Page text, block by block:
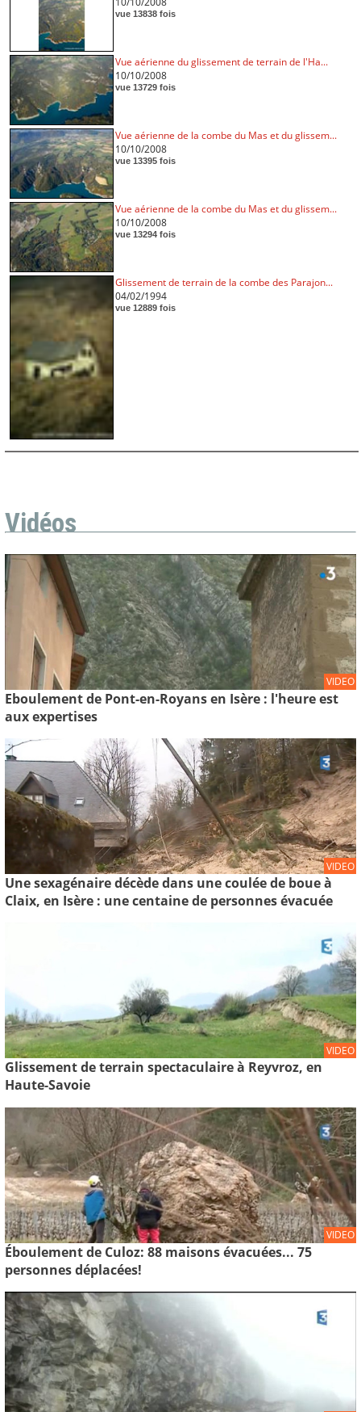
vue 13838 fois
Vue aérienne du glissement de terrain de l'Ha...
10/10/2008
vue 13729 fois
Vue aérienne de la combe du Mas et du glissem...
10/10/2008
vue 13395 fois
Vue aérienne de la combe du Mas et du glissem...
10/10/2008
vue 13294 fois
Glissement de terrain de la combe des Parajon...
04/02/1994
vue 12889 fois
Vidéos
VIDEO
Eboulement de Pont-en-Royans en Isère : l'heure est
aux expertises
VIDEO
Une sexagénaire décède dans une coulée de boue à
Claix, en Isère : une centaine de personnes évacuée
VIDEO
Glissement de terrain spectaculaire à Reyvroz, en
Haute-Savoie
VIDEO
Éboulement de Culoz: 88 maisons évacuées... 75
personnes déplacées!